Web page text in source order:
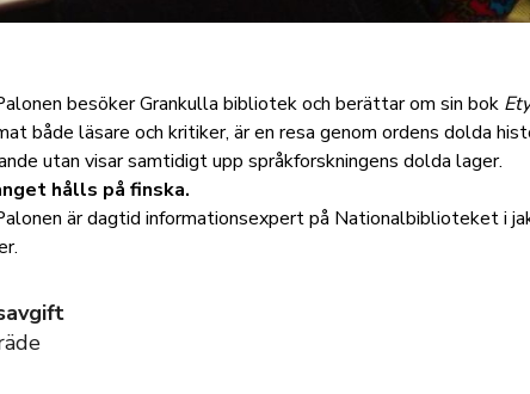
besöker Grankulla bibliotek och berättar om sin bok
både läsare och kritiker, är en resa genom ordens dolda
utan visar samtidigt upp språkforskningens dolda lager.
hålls på finska.
är dagtid informationsexpert på Nationalbiblioteket i